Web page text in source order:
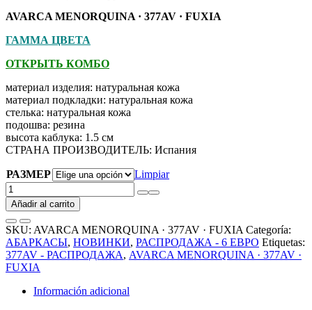
AVARCA MENORQUINA · 377AV · FUXIA
ГАММА ЦВЕТА
ОТКРЫТЬ КОМБО
материал изделия: натуральная кожа
материал подкладки: натуральная кожа
стелька: натуральная кожа
подошва: резина
высота каблука: 1.5 см
СТРАНА ПРОИЗВОДИТЕЛЬ: Испания
РАЗМЕР
Limpiar
AVARCA
MENORQUINA
·
377AV
·
FUXIA
РАСПРОДАЖА-6
ЕВРО
cantidad
Añadir al carrito
SKU: AVARCA MENORQUINA · 377AV · FUXIA Categoría:
АБАРКАСЫ, НОВИНКИ, РАСПРОДАЖА - 6 ЕВРО Etiquetas:
377AV - РАСПРОДАЖА, AVARCA MENORQUINA · 377AV ·
FUXIA
Información adicional